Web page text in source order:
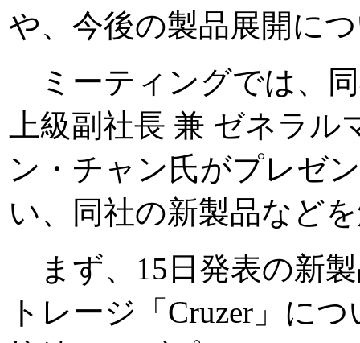
や、今後の製品展開に
ミーティングでは、
上級副社長 兼 ゼネラ
ン・チャン氏がプレゼ
い、同社の新製品など
まず、15日発表の新
トレージ「Cruzer」に